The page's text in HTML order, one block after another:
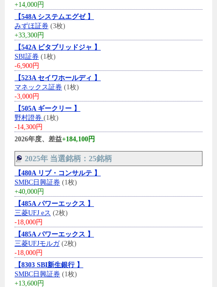
+14,000円
【548A システムエグゼ 】
みずほ証券 (3枚)
+33,300円
【542A ビタブリッドジャ 】
SBI証券 (1枚)
-6,900円
【523A セイワホールディ 】
マネックス証券 (1枚)
-3,000円
【505A ギークリー 】
野村證券 (1枚)
-14,300円
2026年度、差益+184,100円
2025年 当選銘柄：25銘柄
【480A リブ・コンサルテ 】
SMBC日興証券 (1枚)
+40,000円
【485A パワーエックス 】
三菱UFJ eス (2枚)
-18,000円
【485A パワーエックス 】
三菱UFJモルガ(2枚)
-18,000円
【8303 SBI新生銀行 】
SMBC日興証券 (1枚)
+13,600円